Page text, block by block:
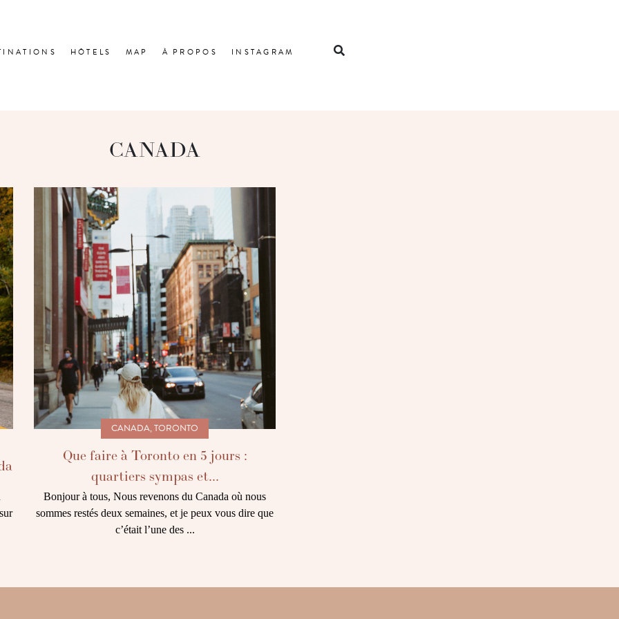
HÔTELS MAP À PROPOS INSTAGRAM
CANADA
CANADA,TORONTO
Que faire à Toronto en 5 jours :
quartiers sympas et...
Bonjour à tous, Nous revenons du Canada où nous
sommes restés deux semaines, et je peux vous dire que
c’était l’une des ...